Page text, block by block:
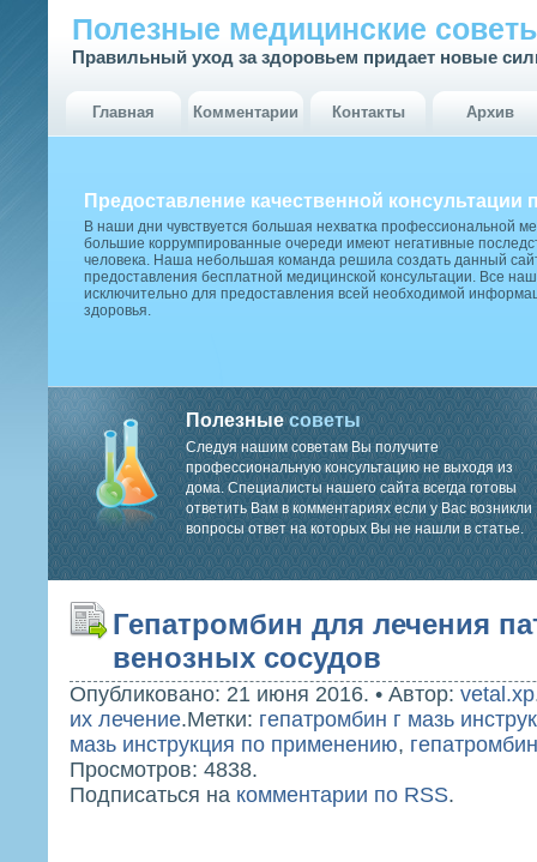
Полезные медицинские
Правильный уход за здоровьем придает новые
Главная Комментарии Контакты Архив
Предоставление качественной консультации
В наши дни чувствуется большая нехватка профессиональной
большие коррумпированные очереди имеют негативные
человека. Наша небольшая команда решила создать данный
предоставления бесплатной медицинской консультации. Все
исключительно для предоставления всей необходимой
здоровья.
Полезныесоветы
Следуя нашим советам Вы получите
профессиональную консультацию не выходя из
дома. Специалисты нашего сайта всегда готовы
ответить Вам в комментариях если у Вас возникли
вопросы ответ на которых Вы не нашли в статье.
Гепатромбин для лечения
венозных сосудов
Опубликовано: 21 июня 2016. • Автор: vetal.xp
их лечение.Метки: гепатромбин г мазь
мазь инструкция по применению,
Просмотров: 4838.
Подписаться на комментарии по RSS.